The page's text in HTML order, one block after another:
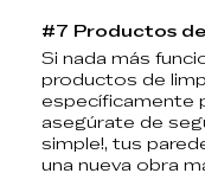
#7 Productos
Si nada más
productos de
específicamente
asegúrate de
simple!, tus
una nueva obra